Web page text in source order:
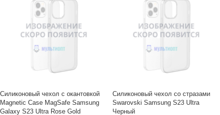
Силиконовый чехол с окантовкой
Magnetic Case MagSafe Samsung
Galaxy S23 Ultra Rose Gold
Силиконовый чехол со стразами
Swarovski Samsung S23 Ultra
Черный